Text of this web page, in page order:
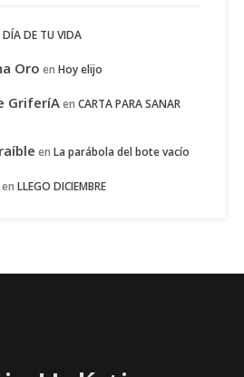
DÍA DE TU VIDA
Oro en Hoy elijo
GriferíAen CARTA PARA SANAR
en La parábola del bote vacío
en LLEGO DICIEMBRE